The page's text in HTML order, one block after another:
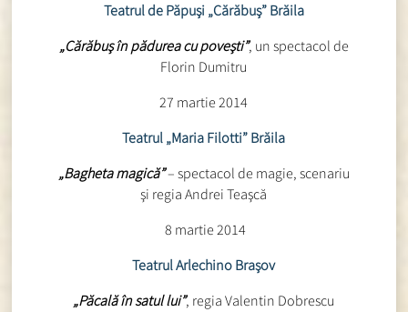
Teatrul de Păpuşi „Cărăbuş” Brăila
„Cărăbuş în pădurea cu poveşti”, un spectacol de
Florin Dumitru
27 martie 2014
Teatrul „Maria Filotti” Brăila
„Bagheta magică”– spectacol de magie, scenariu
şi regia Andrei Teaşcă
8 martie 2014
Teatrul Arlechino Braşov
„Păcală în satul lui”, regia Valentin Dobrescu